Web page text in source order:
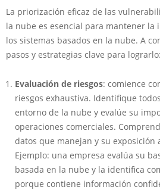
La priorización eficaz de las
la nube es esencial para mantener la
los sistemas basados ​​en la nube. A
pasos y estrategias clave para lograrlo:
Evaluación de riesgos: comience
riesgos exhaustiva. Identifique
entorno de la nube y evalúe su
operaciones comerciales.
datos que manejan y su exposición
Ejemplo: una empresa evalúa su
basada en la nube y la identifica
porque contiene información